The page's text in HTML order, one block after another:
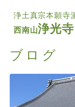
浄土真宗本願寺
西南山浄光寺
​ブログ